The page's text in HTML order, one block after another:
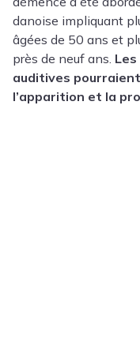
danoise impliquant
âgées de 50 ans et
près de neuf ans.
auditives
l’apparition et la